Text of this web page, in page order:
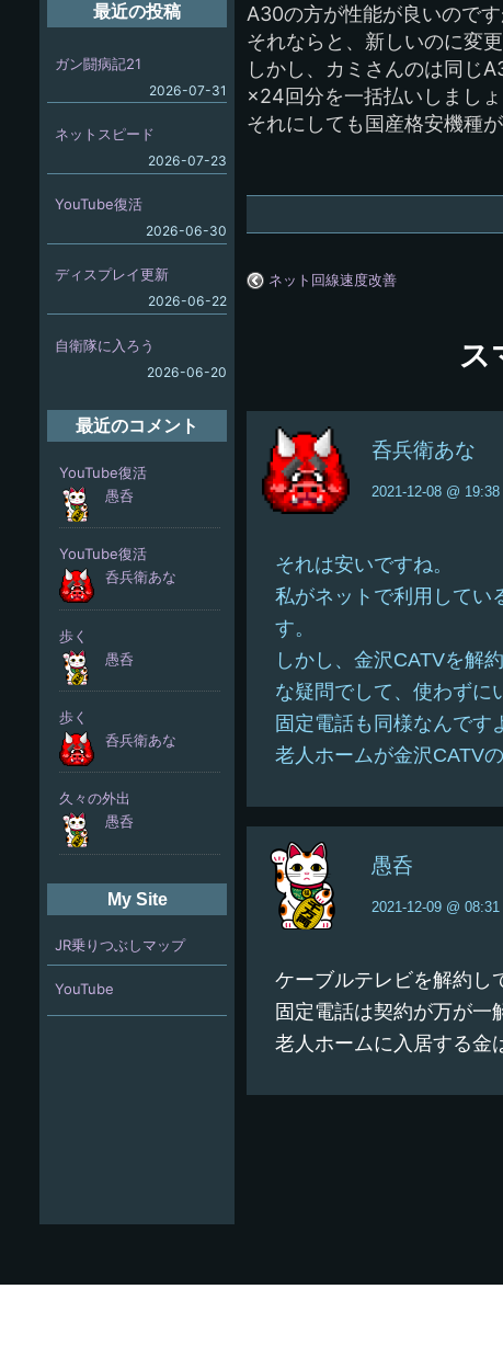
A30の方が性能が良いので
それならと、新しいのに変
しかし、カミさんのは同じ
×24回分を一括払いしましょ
それにしても国産格安機種
ネット回線速度改善
ス
呑兵衛あな
2021-12-08 @ 19:38
それは安いですね。
私がネットで利用してい
す。
しかし、金沢CATVを解
な疑問でして、使わずに
固定電話も同様なんです
老人ホームが金沢CATV
愚呑
2021-12-09 @ 08:31
ケーブルテレビを解約し
固定電話は契約が万が一
老人ホームに入居する金
最近の投稿
ガン闘病記21
2026-07-31
ネットスピード
2026-07-23
YouTube復活
2026-06-30
ディスプレイ更新
2026-06-22
自衛隊に入ろう
2026-06-20
最近のコメント
My Site
JR乗りつぶしマップ
YouTube